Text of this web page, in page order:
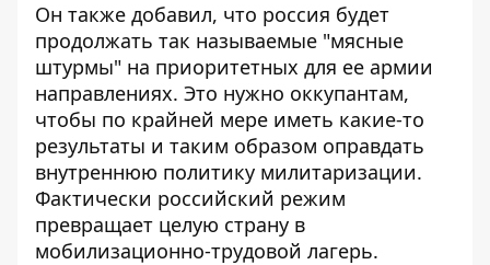
Он также добавил, что россия будет
продолжать так называемые "мясные
штурмы" на приоритетных для ее армии
направлениях. Это нужно оккупантам,
чтобы по крайней мере иметь какие-то
результаты и таким образом оправдать
внутреннюю политику милитаризации.
Фактически российский режим
превращает целую страну в
мобилизационно-трудовой лагерь.